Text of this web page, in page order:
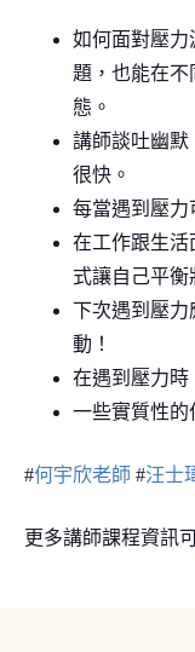
如何面對壓力
題，也能在不
態。
講師談吐幽默
很快。
每當遇到壓力
在工作跟生活
式讓自己平衡
下次遇到壓力
動！
在遇到壓力時
一些實質性的
#何宇欣老師 #汪士
更多講師課程資訊